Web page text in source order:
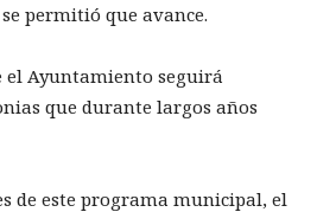
permitió que avance.
Ayuntamiento seguirá
que durante largos años
de este programa municipal, el